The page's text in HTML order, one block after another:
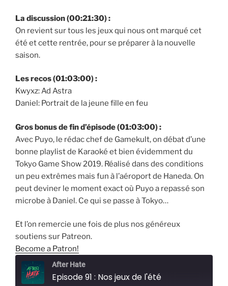
La discussion (00:21:30) :
On revient sur tous les jeux qui nous ont marqué cet
été et cette rentrée, pour se préparer à la nouvelle
saison.
Les recos (01:03:00) :
Kwyxz: Ad Astra
Daniel: Portrait de la jeune fille en feu
Gros bonus de fin d’épisode (01:03:00) :
Avec Puyo, le rédac chef de Gamekult, on débat d’une
bonne playlist de Karaoké et bien évidemment du
Tokyo Game Show 2019. Réalisé dans des conditions
un peu extrêmes mais fun à l’aéroport de Haneda. On
peut deviner le moment exact où Puyo a repassé son
microbe à Daniel. Ce qui se passe à Tokyo…
Et l’on remercie une fois de plus nos généreux
soutiens sur Patreon.
Become a Patron!
After Hate
Episode 91 : Nos jeux de l'été